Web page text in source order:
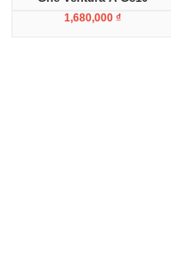
1,680,000 ₫